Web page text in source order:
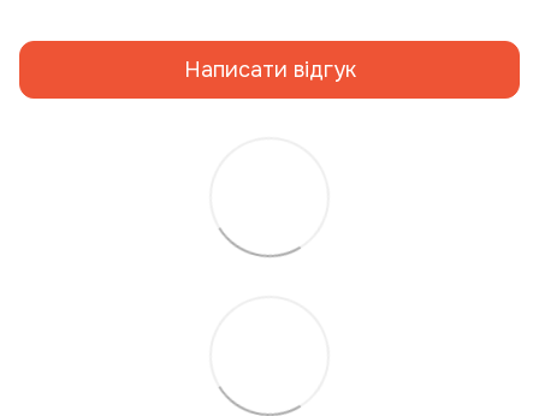
Написати відгук